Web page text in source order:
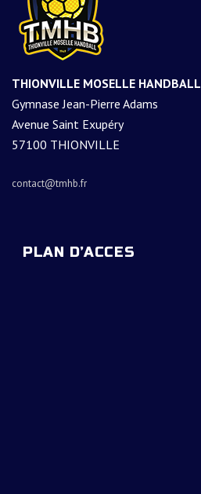
THIONVILLE MOSELLE HANDBALL
Gymnase Jean-Pierre Adams
Avenue Saint Exupéry
57100 THIONVILLE
contact@tmhb.fr
PLAN D’ACCES